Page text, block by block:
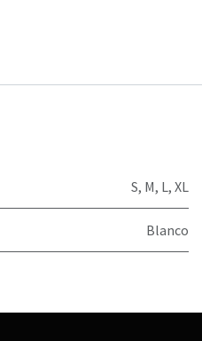
S, M, L, XL
Blanco